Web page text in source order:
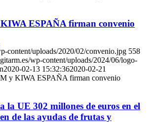
ESPAÑA firman convenio
content/uploads/2020/02/convenio.jpg 558
wp-content/uploads/2024/06/logo-
2020-02-13 15:32:362020-02-21
y KIWA ESPAÑA firman convenio
la UE 302 millones de euros en el
de las ayudas de frutas y